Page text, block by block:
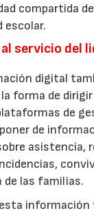
compartida
escolar.
servicio del
digital
forma de
de
de
asistencia,
de las familias.